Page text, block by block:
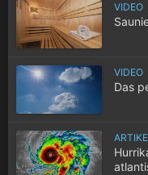
VIDEO
VIDEO
Das